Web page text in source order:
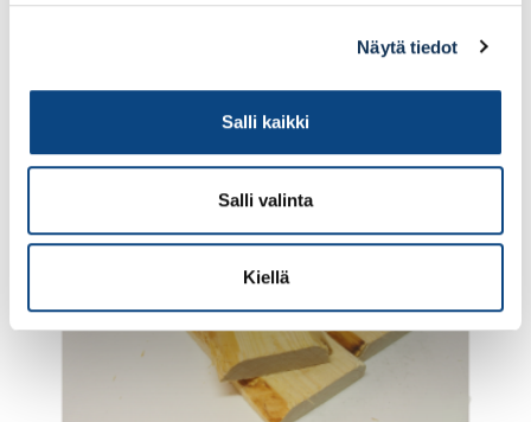
Näytä tiedot
Salli kaikki
Salli valinta
Kiellä